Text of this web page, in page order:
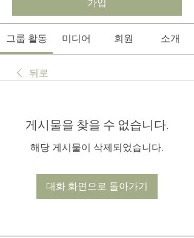
가입
그룹 활동 미디어 회원 소개
뒤로
게시물을 찾을 수 없습니다.
해당 게시물이 삭제되었습니다.
대화 화면으로 돌아가기